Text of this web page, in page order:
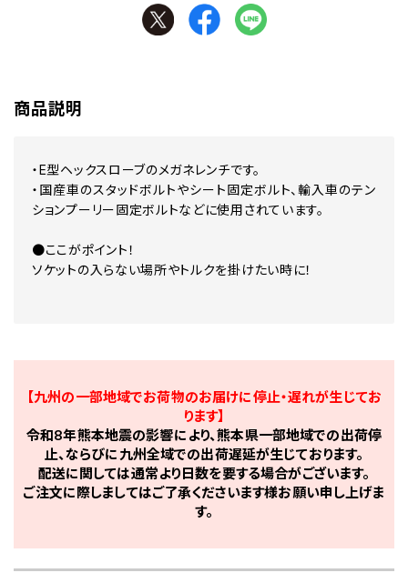
商品説明
・E型ヘックスローブのメガネレンチです。
・国産車のスタッドボルトやシート固定ボルト、輸入車のテン
ションプーリー固定ボルトなどに使用されています。
●ここがポイント！
ソケットの入らない場所やトルクを掛けたい時に！
【九州の一部地域でお荷物のお届けに停止・遅れが生じてお
ります】
令和8年熊本地震の影響により、熊本県一部地域での出荷停
止、ならびに九州全域での出荷遅延が生じております。
配送に関しては通常より日数を要する場合がございます。
ご注文に際しましてはご了承くださいます様お願い申し上げま
す。